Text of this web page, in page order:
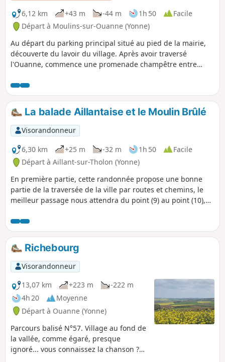
6,12 km
+43 m -44 m 1h 50
Facile
Départ à Moulins-sur-Ouanne (Yonne)
Au départ du parking principal situé au pied de la mairie,
découverte du lavoir du village. Après avoir traversé
l'Ouanne, commence une promenade champêtre entre
bien ombragés.
La balade Aillantaise et le Moulin Brûlé
Visorandonneur
6,30 km
+25 m -32 m 1h 50
Facile
Départ à Aillant-sur-Tholon (Yonne)
En première partie, cette randonnée propose une bonne
partie de la traversée de la ville par routes et chemins, le
meilleur passage nous attendra du point (9) au point (10),
Richebourg
Visorandonneur
13,07 km
+223 m
-222 m
4h 20
Moyenne
Départ à Ouanne (Yonne)
Parcours balisé N°57. Village au fond de
la vallée, comme égaré, presque
ignoré... vous connaissez la chanson ?